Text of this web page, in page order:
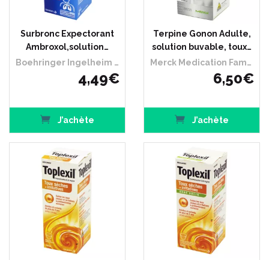
Surbronc Expectorant
Ambroxol,solution…
Boehringer Ingelheim France
4,49€
J’achète
Terpine Gonon Adulte,
solution buvable, toux…
Merck Medication Familiale
6,50€
J’achète